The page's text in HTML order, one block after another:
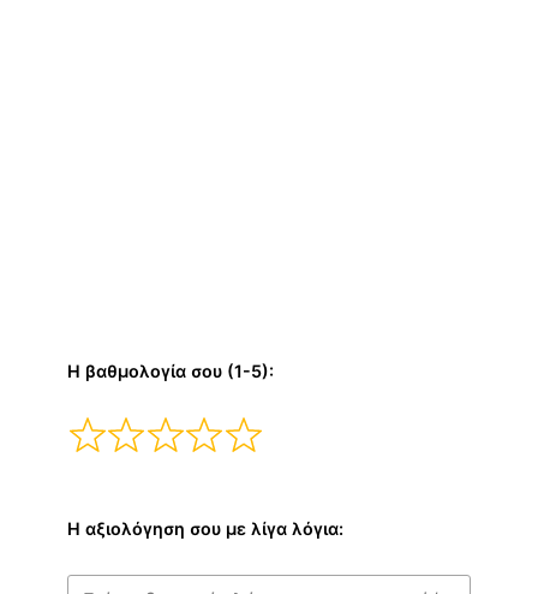
Η βαθμολογία σου (1-5):
Η αξιολόγηση σου με λίγα λόγια: